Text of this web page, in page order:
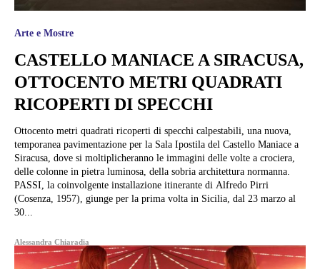
Arte e Mostre
CASTELLO MANIACE A SIRACUSA,
OTTOCENTO METRI QUADRATI
RICOPERTI DI SPECCHI
Ottocento metri quadrati ricoperti di specchi calpestabili, una nuova,
temporanea pavimentazione per la Sala Ipostila del Castello Maniace a
Siracusa, dove si moltiplicheranno le immagini delle volte a crociera,
delle colonne in pietra luminosa, della sobria architettura normanna.
PASSI, la coinvolgente installazione itinerante di Alfredo Pirri
(Cosenza, 1957), giunge per la prima volta in Sicilia, dal 23 marzo al
30...
Alessandra Chiaradia